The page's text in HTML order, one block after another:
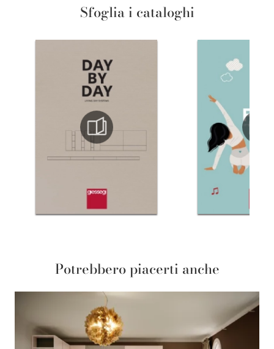
Sfoglia i cataloghi
Potrebbero piacerti anche